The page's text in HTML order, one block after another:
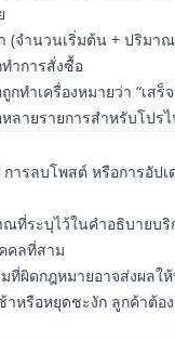
(จำนวนเริ่มต้น + ปริมา
ำการสั่งซื้อ
ทำเครื่องหมายว่า “เสร็
ายรายการสำหรับโปร
รลบโพสต์ หรือการอัป
ที่ระบุไว้ในคำอธิบายบริ
คลที่สาม
ที่ผิดกฎหมายอาจส่งผล
าหรือหยุดชะงัก ลูกค้าต้